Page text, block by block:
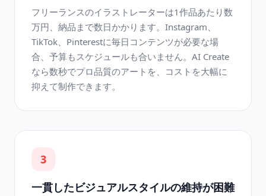
フリーランスのイラストレーターは1作品あたり数
万円、納品まで数日かかります。Instagram、
TikTok、Pinterestに毎日コンテンツが必要な場
合、予算もスケジュールも合いません。AI Create
なら数秒でプロ品質のアートを、コストを大幅に
抑えて制作できます。
3
一貫したビジュアルスタイルの維持が困難